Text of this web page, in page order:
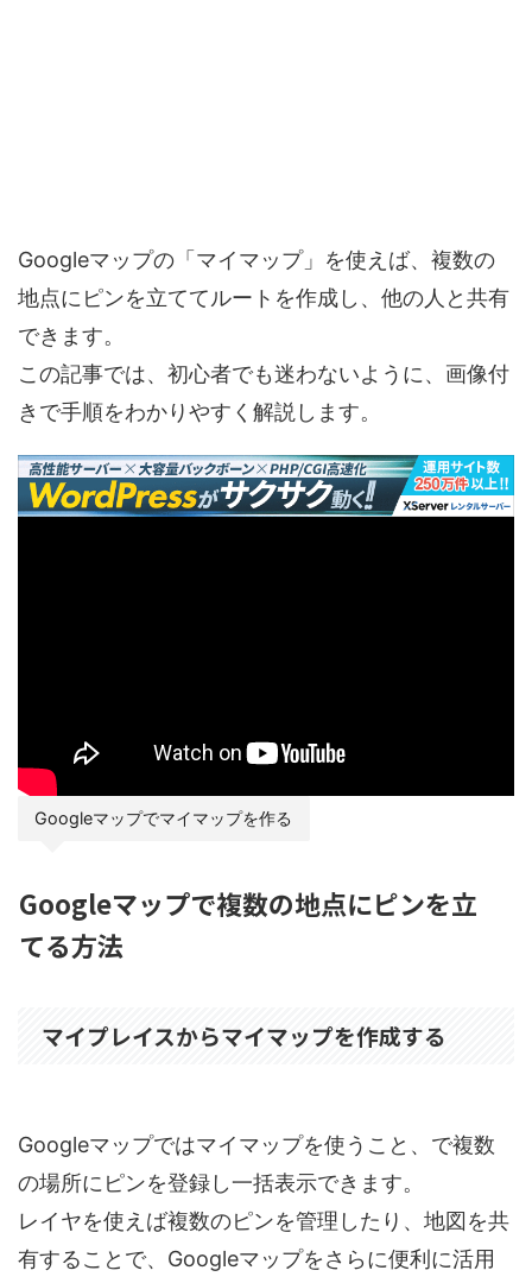
Googleマップの「マイマップ」を使えば、複数の
地点にピンを立ててルートを作成し、他の人と共有
できます。
この記事では、初心者でも迷わないように、画像付
きで手順をわかりやすく解説します。
Googleマップでマイマップを作る
Googleマップで複数の地点にピンを立
てる方法
マイプレイスからマイマップを作成する
Googleマップではマイマップを使うこと、で複数
の場所にピンを登録し一括表示できます。
レイヤを使えば複数のピンを管理したり、地図を共
有することで、Googleマップをさらに便利に活用